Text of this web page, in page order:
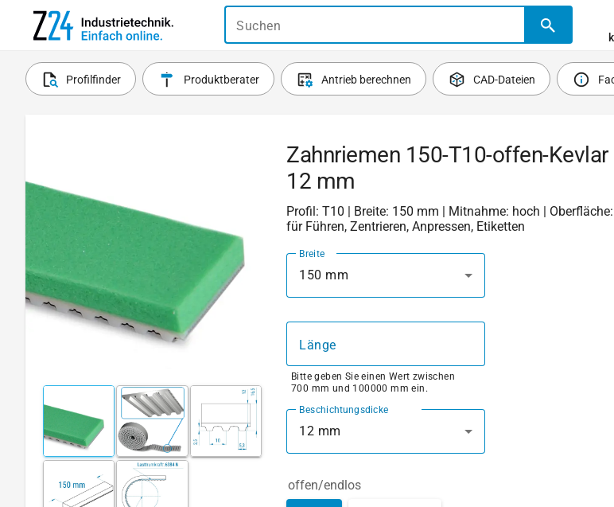
Suchen
Profilfinder Produktberater Antrieb berechnen CAD-Dateien
Zahnriemen 150-T10-offen-
12 mm
Profil: T10 | Breite: 150 mm | Mitnahme: hoch |
für Führen, Zentrieren, Anpressen, Etiketten
Breite
150 mm
Länge
Bitte geben Sie einen Wert zwischen
700 mm und 100000 mm ein.
Beschichtungsdicke
12 mm
offen/endlos